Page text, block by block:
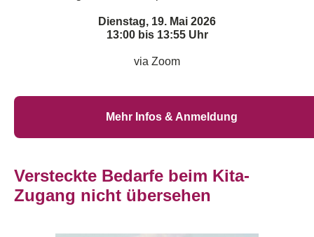
Dienstag, 19. Mai 2026
13:00 bis 13:55 Uhr
via Zoom
Mehr Infos & Anmeldung
Versteckte Bedarfe beim Kita-
Zugang nicht übersehen